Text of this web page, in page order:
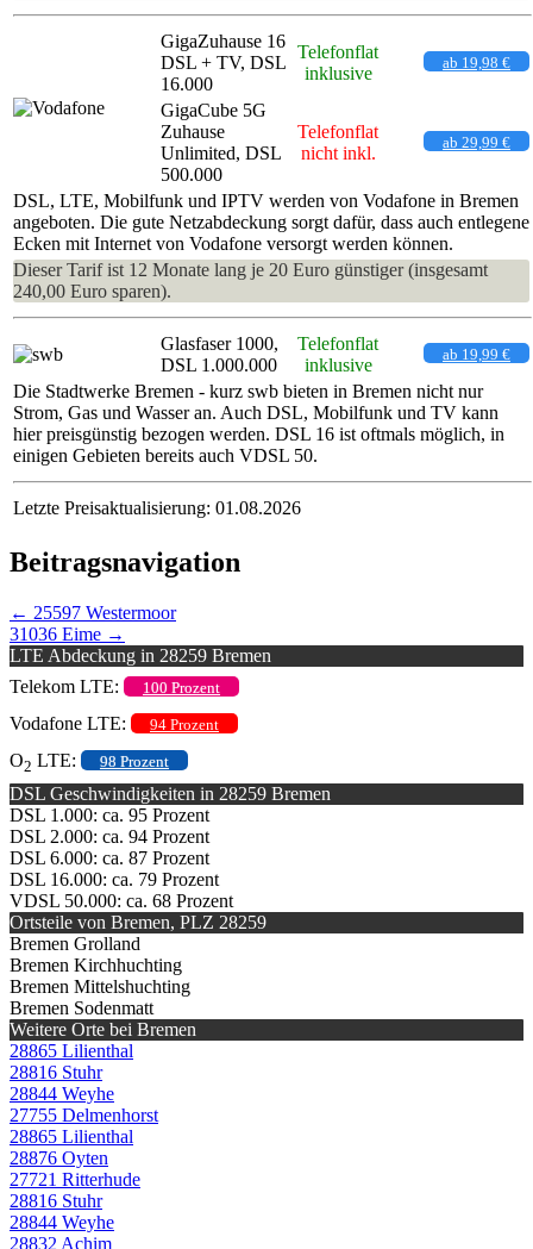
GigaZuhause 16
DSL + TV, DSL
16.000
Telefonflat
inklusive
ab 19,98 €
GigaCube 5G
Zuhause
Unlimited, DSL
500.000
Telefonflat
nicht inkl.
ab 29,99 €
DSL, LTE, Mobilfunk und IPTV werden von Vodafone in Bremen
angeboten. Die gute Netzabdeckung sorgt dafür, dass auch entlegene
Ecken mit Internet von Vodafone versorgt werden können.
Dieser Tarif ist 12 Monate lang je 20 Euro günstiger (insgesamt
240,00 Euro sparen).
Glasfaser 1000,
DSL 1.000.000
Telefonflat
inklusive
ab 19,99 €
Die Stadtwerke Bremen - kurz swb bieten in Bremen nicht nur
Strom, Gas und Wasser an. Auch DSL, Mobilfunk und TV kann
hier preisgünstig bezogen werden. DSL 16 ist oftmals möglich, in
einigen Gebieten bereits auch VDSL 50.
Letzte Preisaktualisierung: 01.08.2026
Beitragsnavigation
← 25597 Westermoor
31036 Eime →
LTE Abdeckung in 28259 Bremen
Telekom LTE:
100 Prozent
Vodafone LTE: 94 Prozent
O2 LTE: 98 Prozent
DSL Geschwindigkeiten in 28259 Bremen
DSL 1.000: ca. 95 Prozent
DSL 2.000: ca. 94 Prozent
DSL 6.000: ca. 87 Prozent
DSL 16.000: ca. 79 Prozent
VDSL 50.000: ca. 68 Prozent
Ortsteile von Bremen, PLZ 28259
Bremen Grolland
Bremen Kirchhuchting
Bremen Mittelshuchting
Bremen Sodenmatt
Weitere Orte bei Bremen
28865 Lilienthal
28816 Stuhr
28844 Weyhe
27755 Delmenhorst
28865 Lilienthal
28876 Oyten
27721 Ritterhude
28816 Stuhr
28844 Weyhe
28832 Achim